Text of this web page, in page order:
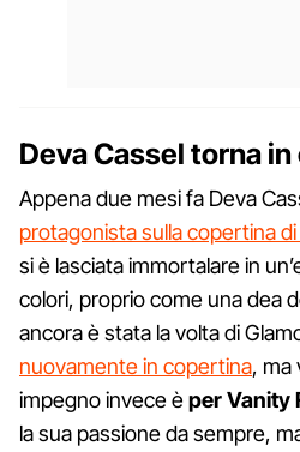
Deva Cassel torna
Appena due mesi fa Deva
protagonista sulla copertina
si è lasciata immortalare in
colori, proprio come una dea
ancora è stata la volta di
nuovamente in copertina, ma
impegno invece èper Vanity
la sua passione da sempre,